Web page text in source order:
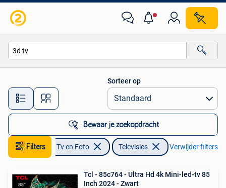
Alle afstanden…
Sorteer op
Bewaar je zoekopdracht
FiltersAudio, Tv en Foto Televisies Verwijder filters
Tcl - 85c764 - Ultra Hd 4k Mini-led-tv 85
Inch 2024 - Zwart